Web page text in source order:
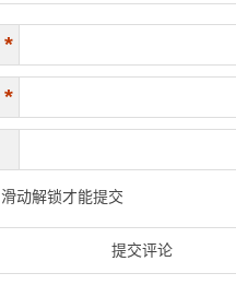
*
*
滑动解锁才能提交